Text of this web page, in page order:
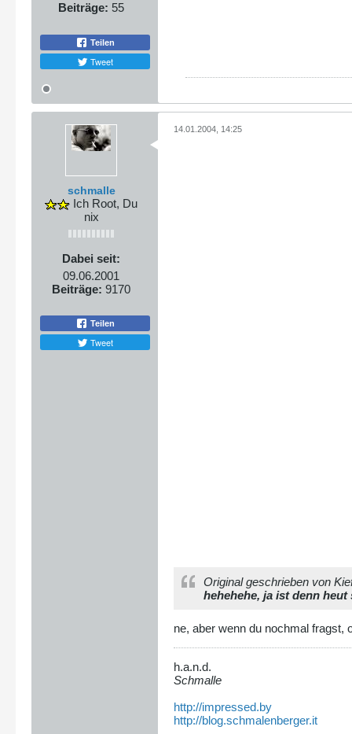
Beiträge: 55
Teilen
Tweet
schmalle
Ich Root, Du
nix
Dabei seit:
09.06.2001
Beiträge: 9170
Teilen
Tweet
14.01.2004, 14:25
Original geschrieben von
hehehehe, ja ist denn
ne, aber wenn du nochmal fragst,
h.a.n.d.
Schmalle
http://impressed.by
http://blog.schmalenberger.it